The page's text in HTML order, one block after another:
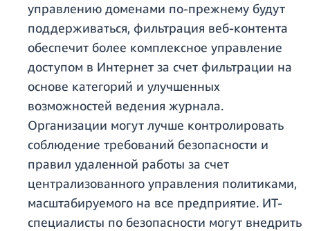
управлению доменами по-прежнему будут
поддерживаться, фильтрация веб-контента
обеспечит более комплексное управление
доступом в Интернет за счет фильтрации на
основе категорий и улучшенных
возможностей ведения журнала.
Организации могут лучше контролировать
соблюдение требований безопасности и
правил удаленной работы за счет
централизованного управления политиками,
масштабируемого на все предприятие. ИТ-
специалисты по безопасности могут внедрить